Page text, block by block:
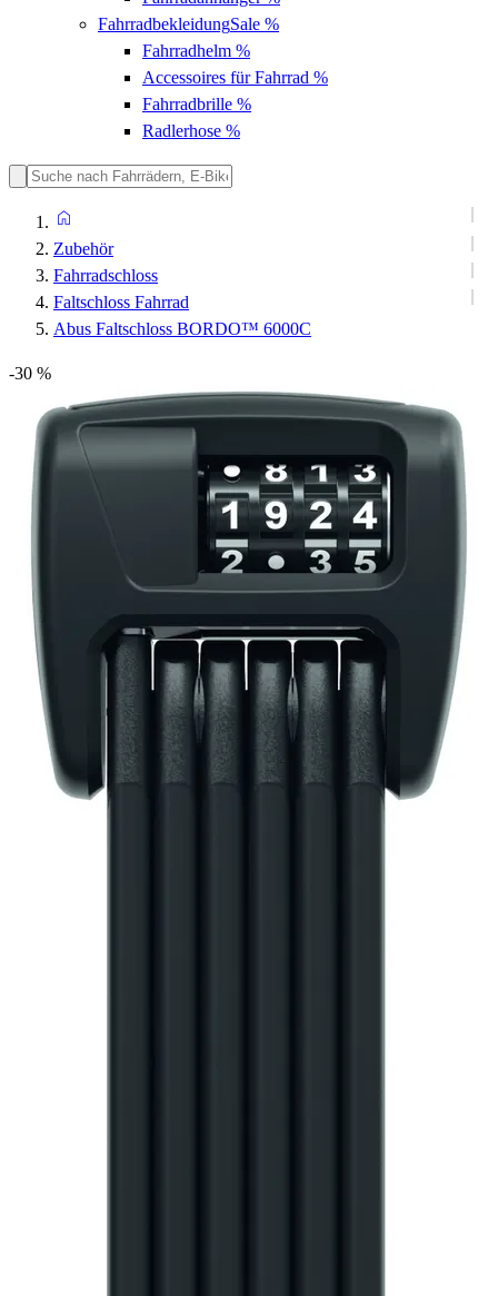
FahrradbekleidungSale %
Fahrradhelm %
Accessoires für Fahrrad %
Fahrradbrille %
Radlerhose %
Zubehör
Fahrradschloss
Faltschloss Fahrrad
Abus Faltschloss BORDO™ 6000C
-30 %